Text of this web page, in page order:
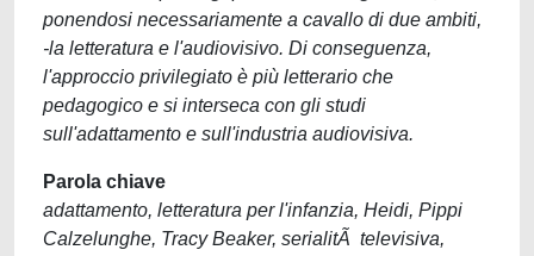
ponendosi necessariamente a cavallo di due ambiti,
-la letteratura e l'audiovisivo. Di conseguenza,
l'approccio privilegiato è più letterario che
pedagogico e si interseca con gli studi
sull'adattamento e sull'industria audiovisiva.
Parola chiave
adattamento, letteratura per l'infanzia, Heidi, Pippi
Calzelunghe, Tracy Beaker, serialitÃ televisiva,